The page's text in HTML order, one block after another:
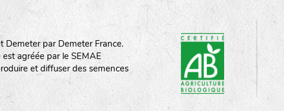
Demeter par Demeter France.
agréée par le SEMAE
et diffuser des semences